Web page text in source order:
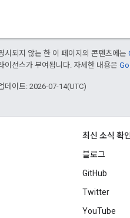
시되지 않는 한 이 페이지의 콘텐츠에는
이선스가 부여됩니다. 자세한 내용은
데이트: 2026-07-14(UTC)
최신 소식 확
블로그
GitHub
Twitter
YouTube